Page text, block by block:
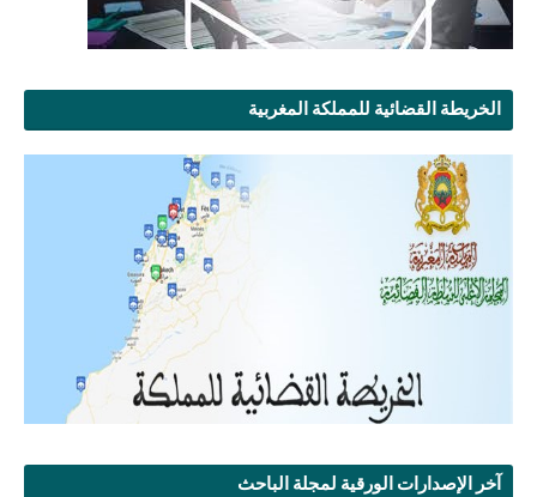
الخريطة القضائية للمملكة المغربية
آخر الإصدارات الورقية لمجلة الباحث